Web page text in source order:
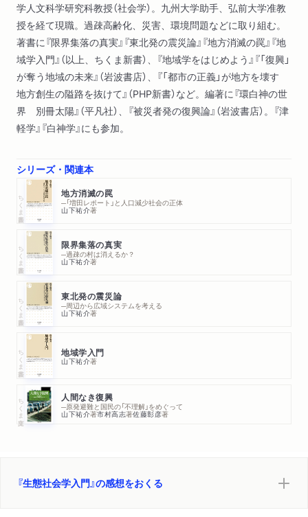
２ 壁と狼
３ 古代の都城
４ 邪馬台国の謎
５ 女王の力
６ イチ
７ ミチ・チマタ・チカラ
第３章 くにのちから――日本の生態III
２ 前方後円墳の広がり
３ 文化の広がり
４ 開発する王
５ 王の決定
６ 王が必要となるとき
７ 社会の中の王
第４章 環境と文化――生態社会学の論理
１ 人間の生態学をはじめるために
２ 環境とエコロジー
３ 文化とは何か
４ 言語について
５ 文化の発し手と受け手
６ 人間の環世界
７ 社会の拘束・自我の創発
８ 生きものの利用と制御
１ 技術と文明
学人文科学研究科教授（社会学）。九州大学助手、弘前大学准教
授を経て現職。過疎高齢化、災害、環境問題などに取り組む。
著書に『限界集落の真実』『東北発の震災論』『地方消滅の罠』『地
域学入門』（以上、ちくま新書）、『地域学をはじめよう』『「復興」
が奪う地域の未来』（岩波書店）、『「都市の正義」が地方を壊す
地方創生の隘路を抜けて』（PHP新書）など。編著に『環白神の世
界 別冊太陽』（平凡社）、『被災者発の復興論』（岩波書店）。『津
軽学』『白神学』にも参加。
シリーズ・関連本
ちくま新書 地方消滅の罠
─「増田レポート」と人口減少社会の正体
山下祐介著
ちくま新書 限界集落の真実
─過疎の村は消えるか？
山下祐介著
ちくま新書 東北発の震災論
─周辺から広域システムを考える
山下祐介著
ちくま新書 地域学入門
山下祐介著
ちくま文庫 人間なき復興
─原発避難と国民の「不理解」をめぐって
山下祐介著市村高志著佐藤彰彦著
『生態社会学入門』の感想をおくる